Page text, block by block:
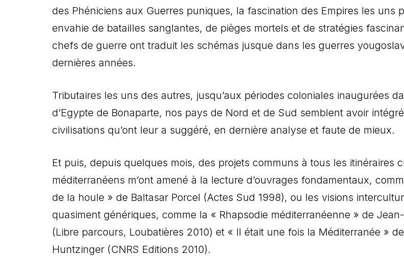
des Phéniciens aux Guerres puniques, la fascination des Empires les uns
envahie de batailles sanglantes, de pièges mortels et de stratégies
chefs de guerre ont traduit les schémas jusque dans les guerres
dernières années.
Tributaires les uns des autres, jusqu’aux périodes coloniales inaugurées
d’Egypte de Bonaparte, nos pays de Nord et de Sud semblent avoir
civilisations qu’ont leur a suggéré, en dernière analyse et faute de mieux.
Et puis, depuis quelques mois, des projets communs à tous les itinéraires
méditerranéens m’ont amené à la lecture d’ouvrages fondamentaux,
de la houle » de Baltasar Porcel (Actes Sud 1998), ou les visions
quasiment génériques, comme la « Rhapsodie méditerranéenne » de
(Libre parcours, Loubatières 2010) et « Il était une fois la Méditerranée »
Huntzinger (CNRS Editions 2010).